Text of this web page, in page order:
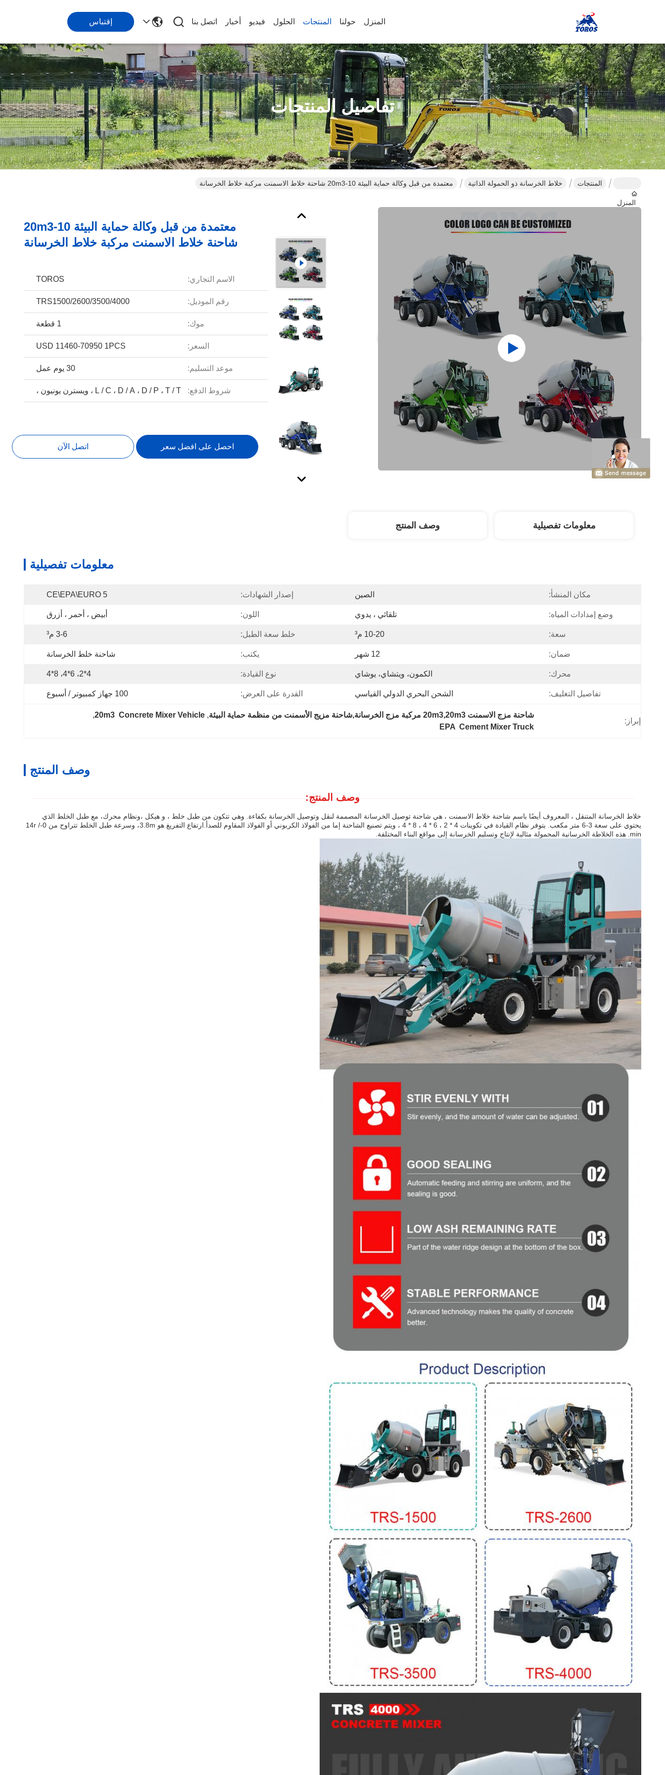
المنزل حولنا المنتجات الحلول فيديو أخبار اتصل بنا إقتباس
تفاصيل المنتجات
المنزل
المنتجات خلاط الخرسانة ذو الحمولة الذاتية معتمدة من قبل وكالة حماية البيئة 10-20m3 شاحنة خلاط الاسمنت مركبة خلاط الخرسانة
معتمدة من قبل وكالة حماية البيئة 10-20m3
شاحنة خلاط الاسمنت مركبة خلاط الخرسانة
الاسم التجاري: TOROS
رقم الموديل: TRS1500/2600/3500/4000
موك: 1 قطعة
السعر: USD 11460-70950 1PCS
موعد التسليم: 30 يوم عمل
شروط الدفع: L / C ، D / A ، D / P ، T / T ، ويسترن يونيون ،
احصل على افضل سعر اتصل الآن
معلومات تفصيلية وصف المنتج
معلومات تفصيلية
مكان المنشأ: الصين إصدار الشهادات: CE\EPA\EURO 5
وضع إمدادات المياه: تلقائي ، يدوي اللون: أبيض ، أحمر ، أزرق
سعة: 10-20 م³ خلط سعة الطبل: 3-6 م³
ضمان: 12 شهر يكتب: شاحنة خلط الخرسانة
محرك: الكمون، ويتشاي، يوشاي نوع القيادة: 4*2، 6*4، 8*4
تفاصيل التغليف: الشحن البحري الدولي القياسي القدرة على العرض: 100 جهاز كمبيوتر / أسبوع
إبراز:
شاحنة مزج الاسمنت 20m3,20m3 مركبة مزج الخرسانة,شاحنة مزيج الأسمنت من منظمة حماية البيئة ,
20m3  Concrete Mixer Vehicle
,
EPA  Cement Mixer Truck
وصف المنتج
وصف المنتج:
خلاط الخرسانة المتنقل ، المعروف أيضًا باسم شاحنة خلاط الاسمنت ، هي شاحنة توصيل الخرسانة المصممة لنقل وتوصيل الخرسانة بكفاءة. وهي تتكون من طبل خلط ، و هيكل ،ونظام محرك، مع طبل الخلط الذي
يحتوي على سعة 3-6 متر مكعب. يتوفر نظام القيادة في تكوينات 4 * 2 ، 6 * 4 ، 8 * 4 ، ويتم تصنيع الشاحنة إما من الفولاذ الكربوني أو الفولاذ المقاوم للصدأ.ارتفاع التفريغ هو 3.8m، وسرعة طبل الخلط تتراوح من 0-14r /
min. هذه الخلاطة الخرسانية المحمولة مثالية لإنتاج وتسليم الخرسانة إلى مواقع البناء المختلفة.